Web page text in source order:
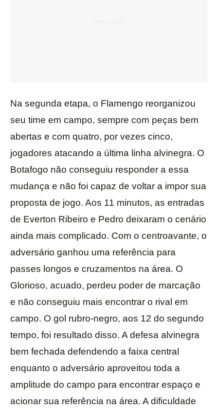
Na segunda etapa, o Flamengo reorganizou
seu time em campo, sempre com peças bem
abertas e com quatro, por vezes cinco,
jogadores atacando a última linha alvinegra. O
Botafogo não conseguiu responder a essa
mudança e não foi capaz de voltar a impor sua
proposta de jogo. Aos 11 minutos, as entradas
de Everton Ribeiro e Pedro deixaram o cenário
ainda mais complicado. Com o centroavante, o
adversário ganhou uma referência para
passes longos e cruzamentos na área. O
Glorioso, acuado, perdeu poder de marcação
e não conseguiu mais encontrar o rival em
campo. O gol rubro-negro, aos 12 do segundo
tempo, foi resultado disso. A defesa alvinegra
bem fechada defendendo a faixa central
enquanto o adversário aproveitou toda a
amplitude do campo para encontrar espaço e
acionar sua referência na área. A dificuldade